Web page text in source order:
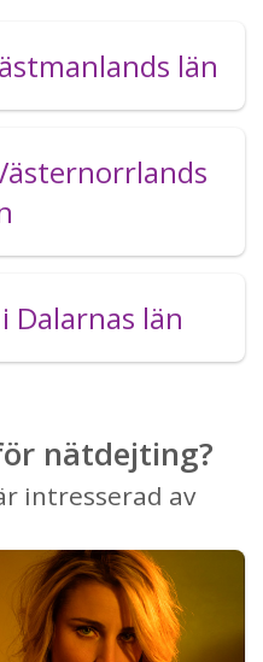
län
Dalarnas län
nätdejting?
intresserad av